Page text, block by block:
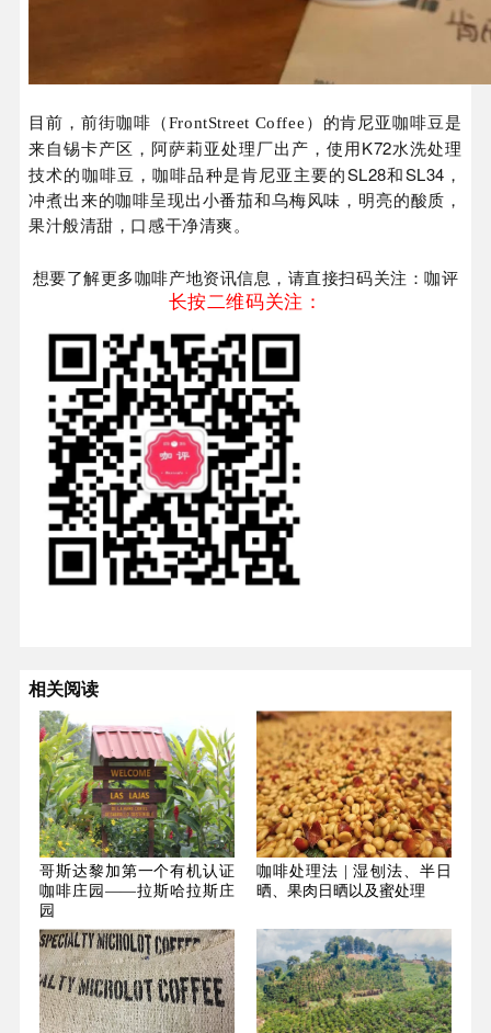
目前，前街咖啡（FrontStreet Coffee）的肯尼亚咖啡豆是
来自锡卡产区，阿萨莉亚处理厂出产，使用 K72水洗处理
技术的咖啡豆，咖啡品种是肯尼亚主要的SL28和SL34 ，
冲煮出来的咖啡呈现出小番茄和乌梅风味，明亮的酸质，
果汁般清甜，口感干净清爽。
想要了解更多咖啡产地资讯信息，请直接扫码关注：咖评
长按二维码关注：
相关阅读
哥斯达黎加第一个有机认证
咖啡庄园——拉斯哈拉斯庄
园
咖啡处理法 | 湿刨法、半日
晒、果肉日晒以及蜜处理